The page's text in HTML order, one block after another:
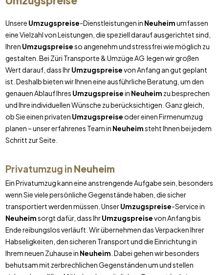
Unsere Umzugspreise-Dienstleistungen in Neuheimumfassen
eine Vielzahl von Leistungen, die speziell darauf ausgerichtet sind,
Ihren Umzugspreiseso angenehm und stressfrei wie möglich zu
gestalten. Bei Züri Transporte & Umzüge AG legen wir großen
Wert darauf, dass IhrUmzugspreisevon Anfang an gut geplant
ist. Deshalb bieten wir Ihnen eine ausführliche Beratung, um den
genauen Ablauf Ihres Umzugspreisein Neuheim zu besprechen
und Ihre individuellen Wünsche zu berücksichtigen. Ganz gleich,
ob Sie einen privaten Umzugspreiseoder einen Firmenumzug
planen – unser erfahrenes Team in Neuheimsteht Ihnen bei jedem
Schritt zur Seite.
Privatumzug in Neuheim
Ein Privatumzug kann eine anstrengende Aufgabe sein, besonders
wenn Sie viele persönliche Gegenstände haben, die sicher
transportiert werden müssen. UnserUmzugspreise-Service in
Neuheimsorgt dafür, dass IhrUmzugspreisevon Anfang bis
Ende reibungslos verläuft. Wir übernehmen das Verpacken Ihrer
Habseligkeiten, den sicheren Transport und die Einrichtung in
Ihrem neuen Zuhause in Neuheim . Dabei gehen wir besonders
behutsam mit zerbrechlichen Gegenständen um und stellen